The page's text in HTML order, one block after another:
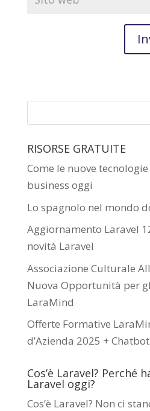
RISORSE GRATUITE
Come le nuove
business oggi
Lo spagnolo nel mondo
Aggiornamento Laravel
novità Laravel
Associazione Culturale
Nuova Opportunità per
LaraMind
Offerte Formative
d’Azienda 2025 +
Cos’è Laravel? Perché
Laravel oggi?
Cos’è Laravel? Non ci